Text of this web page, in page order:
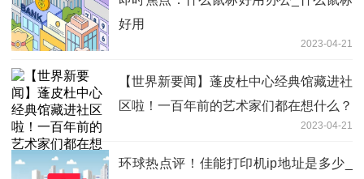
好用
2023-04-21
【世界新要闻】蓬皮杜中心经典馆藏进社
区啦！一百年前的艺术家们都在想什么？
2023-04-21
环球热点评！佳能打印机ip地址是多少_